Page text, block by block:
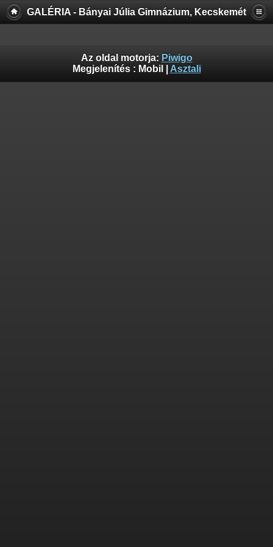
GALÉRIA - Bányai Júlia Gimnázium, Kecskemét
Az oldal motorja: Piwigo
Megjelenítés : Mobil Asztali